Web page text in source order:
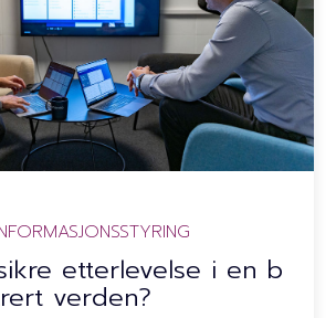
etterlevelse i en b
verden?